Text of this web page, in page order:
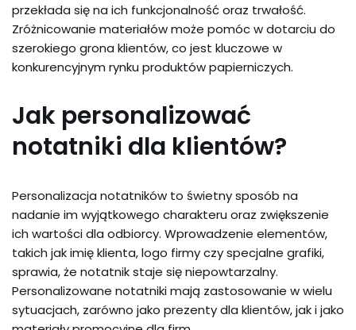
przekłada się na ich funkcjonalność oraz trwałość.
Zróżnicowanie materiałów może pomóc w dotarciu do
szerokiego grona klientów, co jest kluczowe w
konkurencyjnym rynku produktów papierniczych.
Jak personalizować
notatniki dla klientów?
Personalizacja notatników to świetny sposób na
nadanie im wyjątkowego charakteru oraz zwiększenie
ich wartości dla odbiorcy. Wprowadzenie elementów,
takich jak imię klienta, logo firmy czy specjalne grafiki,
sprawia, że notatnik staje się niepowtarzalny.
Personalizowane notatniki mają zastosowanie w wielu
sytuacjach, zarówno jako prezenty dla klientów, jak i jako